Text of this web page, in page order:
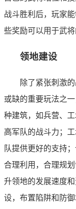
战斗胜利后，玩家
些奖励可以用于武
领地建设
除了紧张刺激
或缺的重要玩法之
种建筑，如兵营、
高军队的战斗力；
队提供更好的支持
合理利用，合理规
升领地的发展速度
设，布置陷阱和防